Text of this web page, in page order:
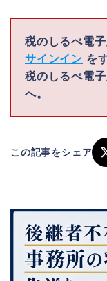
税のしるべ電
サインイン を
税のしるべ電
へ。
この記事をシェア